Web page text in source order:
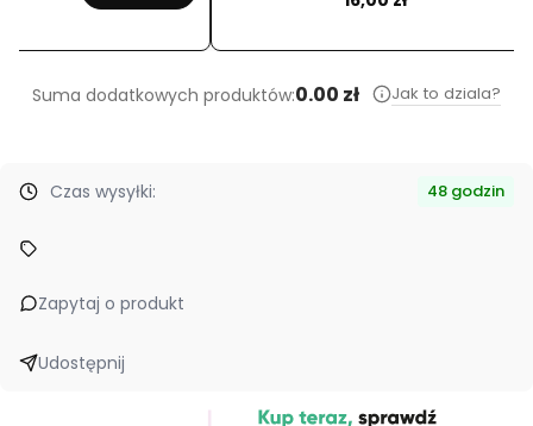
Suma dodatkowych produktów:0.00 zł Jak to dziala?
Czas wysyłki: 48 godzin
Zapytaj o produkt
Udostępnij